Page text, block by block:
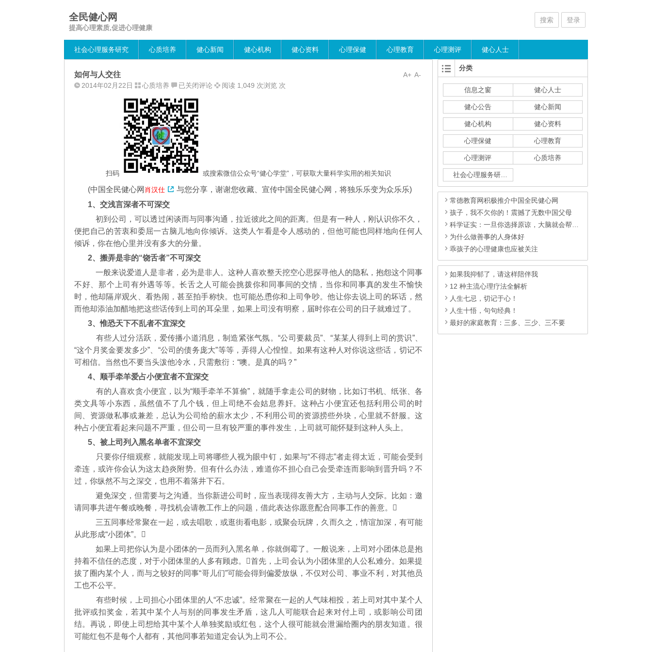
全民健心网
提高心理素质,促进心理健康
搜索 登录
社会心理服务研究 心质培养 健心新闻 健心机构 健心资料 心理保健 心理教育 心理测评 健心人士
A-
A+
如何与人交往
2014年02月22日 心质培养
如
与
人
交
往
已关闭评论 阅读 1,049 次浏览 次
扫码 或搜索微信公众号“健心学堂”，可获取大量科学实用的相关知识
(中国全民健心网 肖汉仕
与您分享，谢谢您收藏、宣传中国全民健心网，将独乐乐变为众乐乐)
1、交浅言深者不可深交
初到公司，可以透过闲谈而与同事沟通，拉近彼此之间的距离。但是有一种人，刚认识你不久，
便把自己的苦衷和委屈一古脑儿地向你倾诉。这类人乍看是令人感动的，但他可能也同样地向任何人
倾诉，你在他心里并没有多大的分量。
2、搬弄是非的“饶舌者”不可深交
一般来说爱道人是非者，必为是非人。这种人喜欢整天挖空心思探寻他人的隐私，抱怨这个同事
不好、那个上司有外遇等等。长舌之人可能会挑拨你和同事间的交情，当你和同事真的发生不愉快
时，他却隔岸观火、看热闹，甚至拍手称快。也可能怂恿你和上司争吵。他让你去说上司的坏话，然
而他却添油加醋地把这些话传到上司的耳朵里，如果上司没有明察，届时你在公司的日子就难过了。
3、惟恐天下不乱者不宜深交
有些人过分活跃，爱传播小道消息，制造紧张气氛。“公司要裁员”、“某某人得到上司的赏识”、
“这个月奖金要发多少”、“公司的债务庞大”等等，弄得人心惶惶。如果有这种人对你说这些话，切记不
可相信。当然也不要当头泼他冷水，只需敷衍：“噢。是真的吗？”
4、顺手牵羊爱占小便宜者不宜深交
有的人喜欢贪小便宜，以为“顺手牵羊不算偷”，就随手拿走公司的财物，比如订书机、纸张、各
类文具等小东西，虽然值不了几个钱，但上司绝不会姑息养奸。这种占小便宜还包括利用公司的时
间、资源做私事或兼差，总认为公司给的薪水太少，不利用公司的资源捞些外块，心里就不舒服。这
种占小便宜看起来问题不严重，但公司一旦有较严重的事件发生，上司就可能怀疑到这种人头上。
5、被上司列入黑名单者不宜深交
只要你仔细观察，就能发现上司将哪些人视为眼中钉，如果与“不得志”者走得太近，可能会受到
牵连，或许你会认为这太趋炎附势。但有什么办法，难道你不担心自己会受牵连而影响到晋升吗？不
过，你纵然不与之深交，也用不着落井下石。
避免深交，但需要与之沟通。当你新进公司时，应当表现得友善大方，主动与人交际。比如：邀
请同事共进午餐或晚餐，寻找机会请教工作上的问题，借此表达你愿意配合同事工作的善意。
三五同事经常聚在一起，或去唱歌，或逛街看电影，或聚会玩牌，久而久之，情谊加深，有可能
从此形成“小团体”。
如果上司把你认为是小团体的一员而列入黑名单，你就倒霉了。一般说来，上司对小团体总是抱
持着不信任的态度，对于小团体里的人多有顾虑。首先，上司会认为小团体里的人公私难分。如果提
拔了圈内某个人，而与之较好的同事“哥儿们”可能会得到偏爱放纵，不仅对公司、事业不利，对其他员
工也不公平。
有些时候，上司担心小团体里的人“不忠诚”。经常聚在一起的人气味相投，若上司对其中某个人
批评或扣奖金，若其中某个人与别的同事发生矛盾，这几人可能联合起来对付上司，或影响公司团
结。再说，即使上司想给其中某个人单独奖励或红包，这个人很可能就会泄漏给圈内的朋友知道。很
可能红包不是每个人都有，其他同事若知道定会认为上司不公。
分类
信息之窗 健心人士
健心公告 健心新闻
健心机构 健心资料
心理保健 心理教育
心理测评 心质培养
常德教育网积极推介中国全民健心网
孩子，我不欠你的！震撼了无数中国父母
科学证实：一旦你选择原谅，大脑就会帮你清理掉所有伤痛
为什么做善事的人身体好
乖孩子的心理健康也应被关注
如果我抑郁了，请这样陪伴我
12 种主流心理疗法全解析
人生七忌，切记于心！
人生十悟，句句经典！
最好的家庭教育：三多、三少、三不要